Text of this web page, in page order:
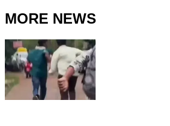
MORE NEWS